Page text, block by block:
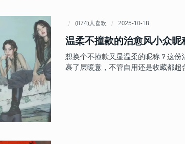
(874)人喜欢 2025-10-18
温柔不撞款的治愈风小众
想换个不撞款又显温柔的昵称？这
裹了层暖意，不管自用还是收藏都超